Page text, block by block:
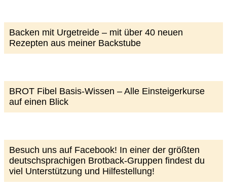
Backen mit Urgetreide – mit über 40 neuen
Rezepten aus meiner Backstube
BROT Fibel Basis-Wissen – Alle Einsteigerkurse
auf einen Blick
Besuch uns auf Facebook! In einer der größten
deutschsprachigen Brotback-Gruppen findest du
viel Unterstützung und Hilfestellung!